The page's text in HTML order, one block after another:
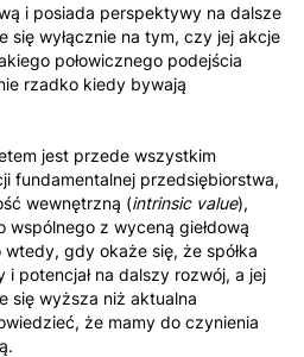
i posiada perspektywy na dalsze
się wyłącznie na tym, czy jej akcje
połowicznego podejścia
rzadko kiedy bywają
jest przede wszystkim
fundamentalnej przedsiębiorstwa,
wewnętrzną (intrinsic value),
z wyceną giełdową
wtedy, gdy okaże się, że spółka
potencjał na dalszy rozwój, a jej
się wyższa niż aktualna
że mamy do czynienia